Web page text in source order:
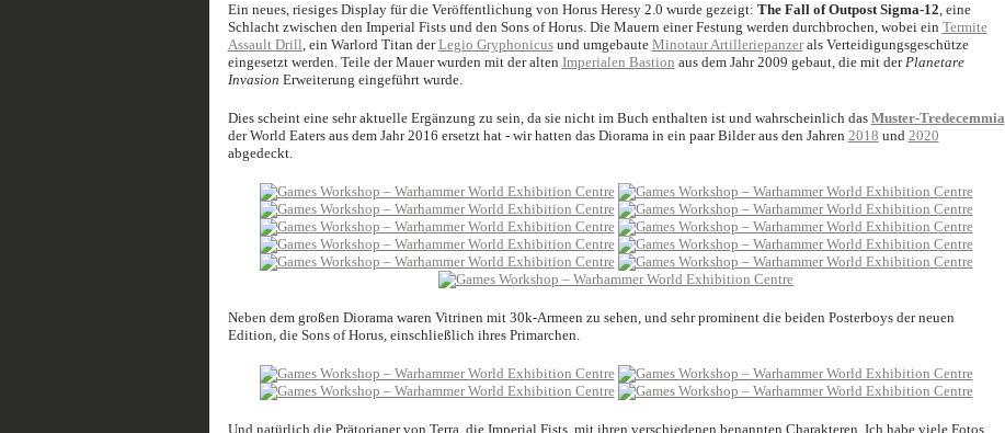
Ein neues, riesiges Display für die Veröffentlichung von Horus Heresy 2.0 wurde gezeigt: The Fall of Outpost Sigma-12, eine
Schlacht zwischen den Imperial Fists und den Sons of Horus. Die Mauern einer Festung werden durchbrochen, wobei ein Termite
Assault Drill, ein Warlord Titan derLegio Gryphonicusund umgebaute Minotaur Artilleriepanzerals Verteidigungsgeschütze
eingesetzt werden. Teile der Mauer wurden mit der alten Imperialen Bastion aus dem Jahr 2009 gebaut, die mit derPlanetare
Invasion Erweiterung eingeführt wurde.
Dies scheint eine sehr aktuelle Ergänzung zu sein, da sie nicht im Buch enthalten ist und wahrscheinlich das Muster-Tredecemmia
der World Eaters aus dem Jahr 2016 ersetzt hat - wir hatten das Diorama in ein paar Bilder aus den Jahren 2018 und 2020
abgedeckt.
Neben dem großen Diorama waren Vitrinen mit 30k-Armeen zu sehen, und sehr prominent die beiden Posterboys der neuen
Edition, die Sons of Horus, einschließlich ihres Primarchen.
Und natürlich die Prätorianer von Terra, die Imperial Fists, mit ihren verschiedenen benannten Charakteren. Ich habe viele Fotos